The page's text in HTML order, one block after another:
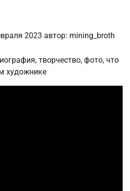
2023 автор: mining_broth